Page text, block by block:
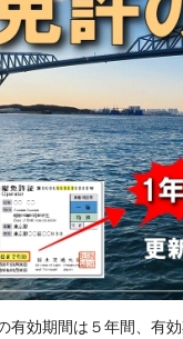
効期間は５年間、有